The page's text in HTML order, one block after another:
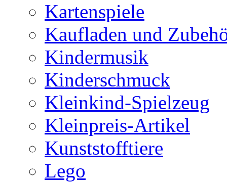
Kartenspiele
Kaufladen und
Kindermusik
Kinderschmuck
Kleinkind-Spielzeug
Kleinpreis-Artikel
Kunststofftiere
Lego